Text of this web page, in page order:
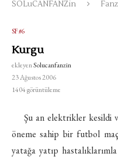
SOLuCANFANZin
SF #6
Kurgu
ekleyenSolucanfanzin
23 Ağustos 2006
1404görüntüleme
Şu an elektrikler kesildi
öneme sahip bir futbol
yatağa yatıp